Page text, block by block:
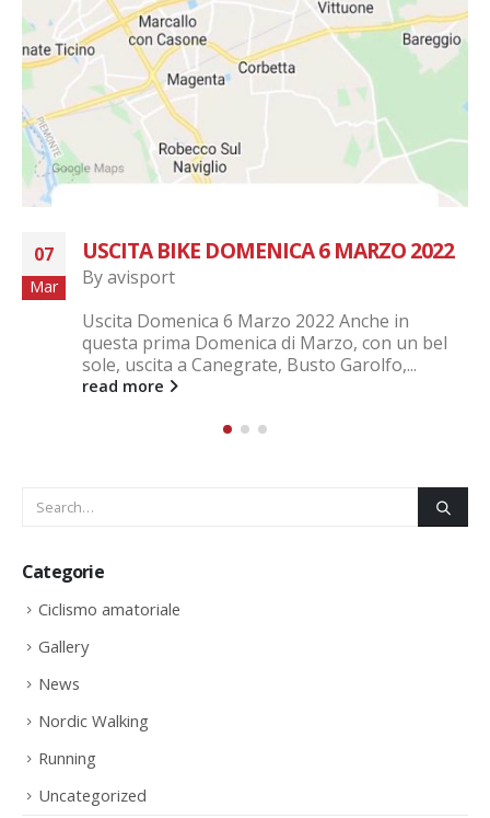
07
Mar
USCITA BIKE DOMENICA 6 MARZO 2022
Byavisport
Uscita Domenica 6 Marzo 2022 Anche in
questa prima Domenica di Marzo, con un bel
sole, uscita a Canegrate, Busto Garolfo,...
read more
Categorie
Ciclismo amatoriale
Gallery
News
Nordic Walking
Running
Uncategorized